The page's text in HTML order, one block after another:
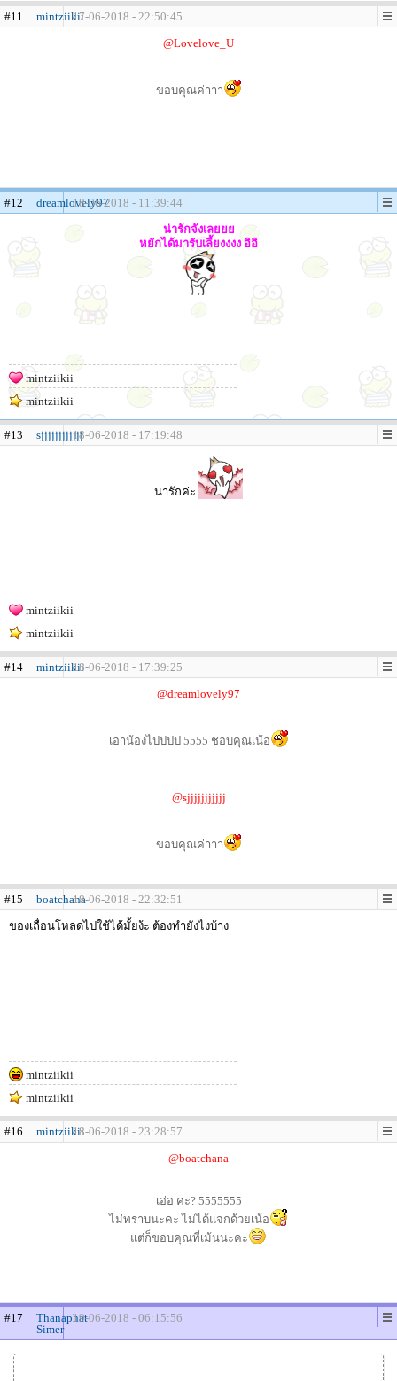
#11 mintziikii17-06-2018 - 22:50:45
@Lovelove_U
ขอบคุณค่าาา
#12 dreamlovely9718-06-2018 - 11:39:44
น่ารักจังเลยยย
หยักได้มารับเลี้ยงงงง อิอิ
mintziikii
mintziikii
#13 sjjjjjjjjjjjj18-06-2018 - 17:19:48
น่ารักค่ะ
mintziikii
mintziikii
#14 mintziikii18-06-2018 - 17:39:25
@dreamlovely97
เอาน้องไปปปป 5555 ชอบคุณเน้อ
@sjjjjjjjjjjj
ขอบคุณค่าาา
#15 boatchana18-06-2018 - 22:32:51
ของเถื่อนโหลดไปใช้ได้มั้ยง้ะ ต้องทำยังไงบ้าง
mintziikii
mintziikii
#16 mintziikii18-06-2018 - 23:28:57
@boatchana
เอ่อ คะ? 5555555
ไม่ทราบนะคะ ไม่ได้แจกด้วยเน้อ
แต่ก็ขอบคุณที่เม้นนะคะ
#17
Thanaphat
Simer
19-06-2018 - 06:15:56